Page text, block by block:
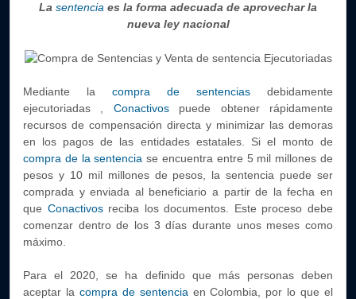
La sentencia es la forma adecuada de aprovechar la
nueva ley nacional
Mediante la compra de sentencias debidamente
ejecutoriadas , Conactivospuede obtener rápidamente
recursos de compensación directa y minimizar las demoras
en los pagos de las entidades estatales. Si el monto de
compra de la sentencia se encuentra entre 5 mil millones de
pesos y 10 mil millones de pesos, la sentencia puede ser
comprada y enviada al beneficiario a partir de la fecha en
que Conactivosreciba los documentos. Este proceso debe
comenzar dentro de los 3 días durante unos meses como
máximo.
Para el 2020, se ha definido que más personas deben
aceptar la compra de sentencia en Colombia, por lo que el